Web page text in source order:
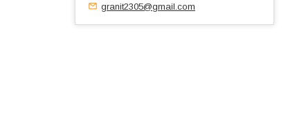
granit2305@gmail.com